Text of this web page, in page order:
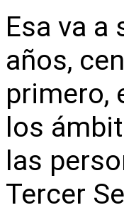
Esa va
años,
primero,
los
las
Tercer